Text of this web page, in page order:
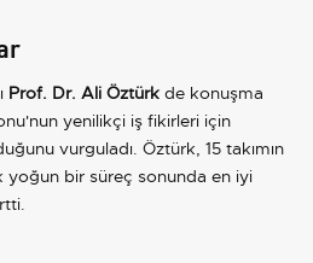
Prof. Dr. Ali Öztürk de konuşma
yenilikçi iş fikirleri için
vurguladı. Öztürk, 15 takımın
yoğun bir süreç sonunda en iyi